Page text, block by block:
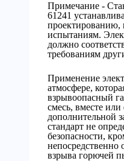
Примечание -
61241
проектированию,
испытаниям.
должно
требованиям
Применение
атмосфере,
взрывоопасный
смесь, вместе или
дополнительной
стандарт не
безопасности,
непосредственно
взрыва горючей